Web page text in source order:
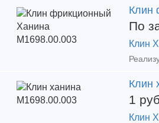
Клин
По
Клин
Клин
1
Клин